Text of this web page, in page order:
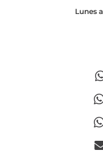
Lunes